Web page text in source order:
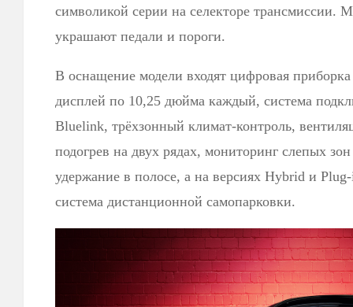
символикой серии на селекторе трансмиссии.
украшают педали и пороги.
В оснащение модели входят цифровая
дисплей по 10,25 дюйма каждый, система
Bluelink, трёхзонный климат-контроль,
подогрев на двух рядах, мониторинг слепых
удержание в полосе, а на версиях Hybrid и
система дистанционной самопарковки.